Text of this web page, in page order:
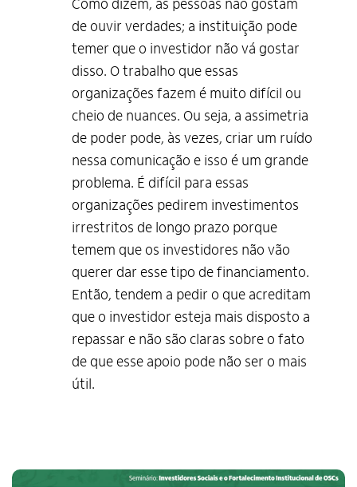
Como dizem, as pessoas não gostam
de ouvir verdades; a instituição pode
temer que o investidor não vá gostar
disso. O trabalho que essas
organizações fazem é muito difícil ou
cheio de nuances. Ou seja, a assimetria
de poder pode, às vezes, criar um ruído
nessa comunicação e isso é um grande
problema. É difícil para essas
organizações pedirem investimentos
irrestritos de longo prazo porque
temem que os investidores não vão
querer dar esse tipo de financiamento.
Então, tendem a pedir o que acreditam
que o investidor esteja mais disposto a
repassar e não são claras sobre o fato
de que esse apoio pode não ser o mais
útil.